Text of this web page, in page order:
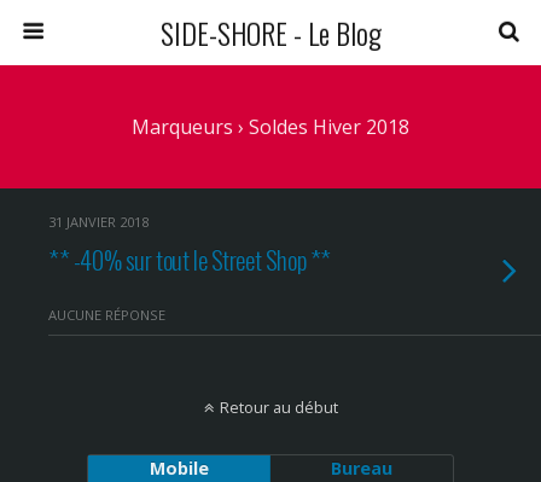
SIDE-SHORE - Le Blog
Marqueurs › Soldes Hiver 2018
31 JANVIER 2018
** -40% sur tout le Street Shop **
AUCUNE RÉPONSE
Retour au début
Mobile Bureau